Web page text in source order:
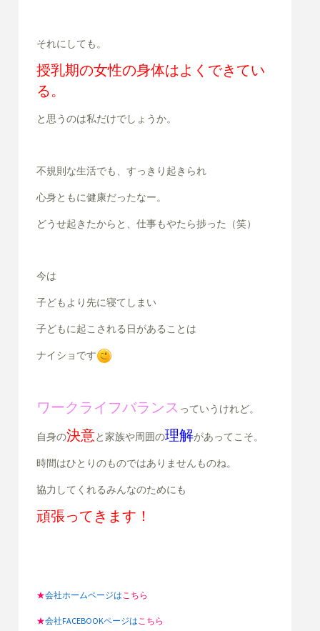
それにしても。
授乳期の女性の身体はよくできてい
る。
と思うのは私だけでしょうか。
不規則な生活でも、すっきり起きられ
心身ともに健康だったなー。
どうせ起きたからと、仕事もやたら捗った（笑）
今は
子どもより先に寝てしまい
子どもに起こされる日があることは
ナイショです
ワークライフバランス っていうけれど。
自身の決意と家族や周囲の理解があってこそ。
時間はひとりのものではありませんものね。
協力してくれるみんなのためにも
頑張ってきます！
★会社ホームページはこちら
★会社FACEBOOKページはこちら